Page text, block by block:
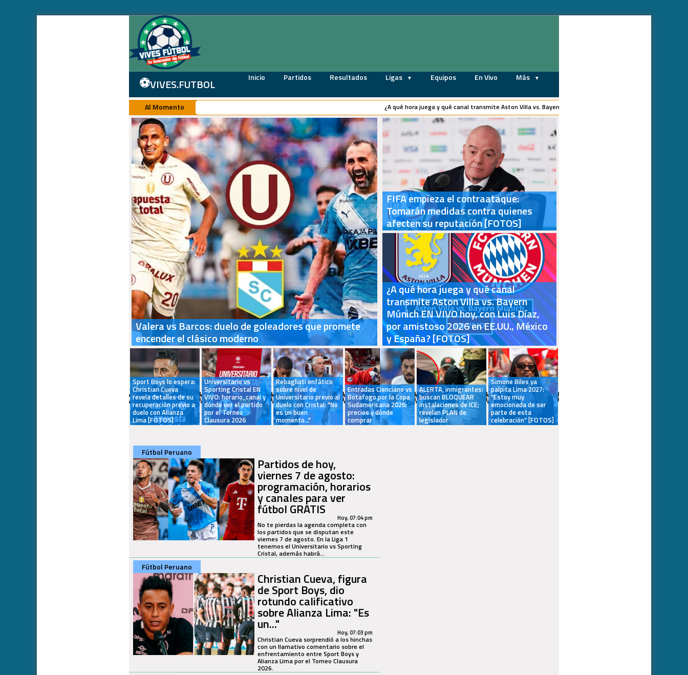
⚽VIVES.FUTBOL Inicio Partidos Resultados Ligas Equipos En Vivo Más
Al Momento ¿A qué hora juega y qué canal transmite Aston Villa vs. Bayern Múnich EN VIVO hoy, con Luis Díaz, por amistoso
Valera vs Barcos: duelo de goleadores que promete
encender el clásico moderno
FIFA empieza el contraataque:
Tomarán medidas contra quienes
afecten su reputación [FOTOS]
¿A qué hora juega y qué canal
transmite Aston Villa vs. Bayern
Múnich EN VIVO hoy, con Luis Díaz,
por amistoso 2026 en EE.UU., México
y España? [FOTOS]
Sport Boys lo espera:
Christian Cueva
revela detalles de su
recuperación previo a
duelo con Alianza
Lima [FOTOS]
Universitario vs
Sporting Cristal EN
VIVO: horario, canal y
dónde ver el partido
por el Torneo
Clausura 2026
Rebagliati enfático
sobre nivel de
Universitario previo al
duelo con Cristal: "No
es un buen
momento..."
Entradas Cienciano vs
Botafogo por la Copa
Sudamericana 2026:
precios y dónde
comprar
ALERTA, inmigrantes:
buscan BLOQUEAR
instalaciones de ICE;
revelan PLAN de
legislador
Simone Biles ya
palpita Lima 2027:
“Estoy muy
emocionada de ser
parte de esta
celebración” [FOTOS]
Fútbol Peruano
Partidos de hoy,
viernes 7 de agosto:
programación, horarios
y canales para ver
fútbol GRATIS Hoy, 07:04 pm
No te pierdas la agenda completa con
los partidos que se disputan este
viernes 7 de agosto. En la Liga 1
tenemos el Universitario vs Sporting
Cristal, además habrá...
Fútbol Peruano
Christian Cueva, figura
de Sport Boys, dio
rotundo calificativo
sobre Alianza Lima: "Es
un..." Hoy, 07:03 pm
Christian Cueva sorprendió a los hinchas
con un llamativo comentario sobre el
enfrentamiento entre Sport Boys y
Alianza Lima por el Torneo Clausura
2026.